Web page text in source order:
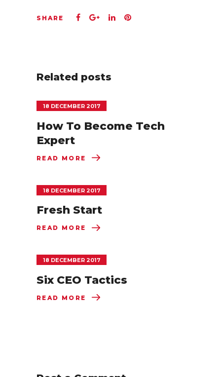
Related posts
18 DECEMBER 2017
How To Become Tech
Expert
READ MORE
18 DECEMBER 2017
Fresh Start
READ MORE
18 DECEMBER 2017
Six CEO Tactics
READ MORE